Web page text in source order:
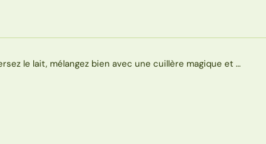
le lait, mélangez bien avec une cuillère magique et …